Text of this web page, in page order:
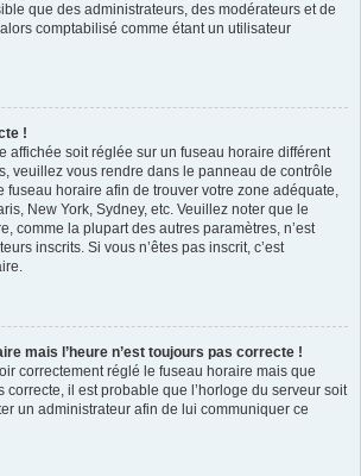
que des administrateurs, des modérateurs et de
comptabilisé comme étant un utilisateur
!
affichée soit réglée sur un fuseau horaire différent
veuillez vous rendre dans le panneau de contrôle
fuseau horaire afin de trouver votre zone adéquate,
New York, Sydney, etc. Veuillez noter que le
comme la plupart des autres paramètres, n’est
inscrits. Si vous n’êtes pas inscrit, c’est
mais l’heure n’est toujours pas correcte !
correctement réglé le fuseau horaire mais que
correcte, il est probable que l’horloge du serveur soit
un administrateur afin de lui communiquer ce